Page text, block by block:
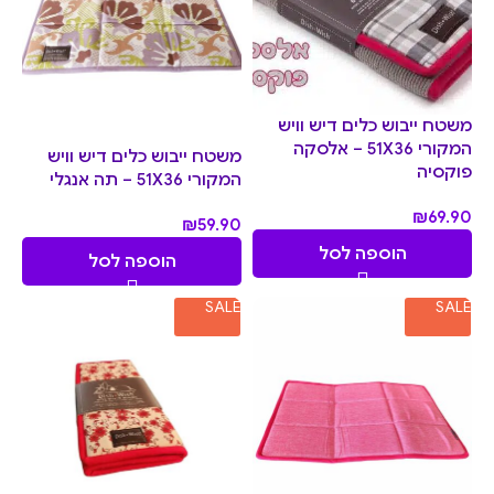
משטח ייבוש כלים דיש וויש
המקורי 51X36 – אלסקה
פוקסיה
₪69.90
הוספה לסל
משטח ייבוש כלים דיש וויש
המקורי 51X36 – תה אנגלי
₪59.90
הוספה לסל
SALE
SALE